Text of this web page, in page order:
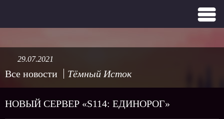
Все новости Тёмный Исток
29.07.2021
НОВЫЙ СЕРВЕР «S114: ЕДИНОРОГ»